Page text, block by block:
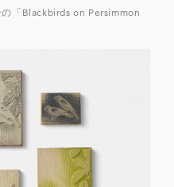
「Blackbirds on Persimmon